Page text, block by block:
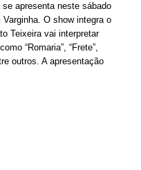
apresenta neste sábado
O show integra o
Teixeira vai interpretar
“Romaria”, “Frete”,
outros. A apresentação